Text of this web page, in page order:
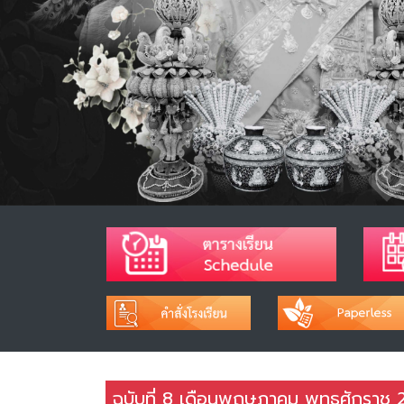
ฉบับที่ 8 เดือนพฤษภาคม พุทธศักราช